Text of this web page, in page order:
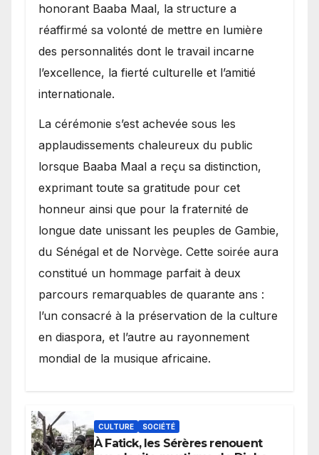
honorant Baaba Maal, la structure a
réaffirmé sa volonté de mettre en lumière
des personnalités dont le travail incarne
l’excellence, la fierté culturelle et l’amitié
internationale.
​La cérémonie s’est achevée sous les
applaudissements chaleureux du public
lorsque Baaba Maal a reçu sa distinction,
exprimant toute sa gratitude pour cet
honneur ainsi que pour la fraternité de
longue date unissant les peuples de Gambie,
du Sénégal et de Norvège. Cette soirée aura
constitué un hommage parfait à deux
parcours remarquables de quarante ans :
l’un consacré à la préservation de la culture
en diaspora, et l’autre au rayonnement
mondial de la musique africaine.
CULTURE SOCIÉTÉ
À Fatick, les Sérères renouent